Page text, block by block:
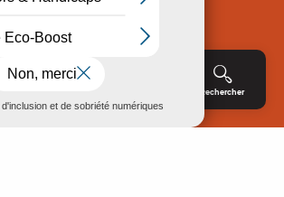
Rechercher
Consentement
Accessibilité : non conforme